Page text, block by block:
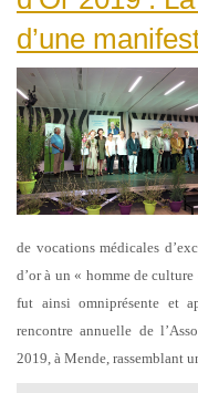
d’une
de vocations médicales
d’or à un « homme de
fut ainsi omniprésente et
rencontre annuelle de
2019, à Mende, rassemblant